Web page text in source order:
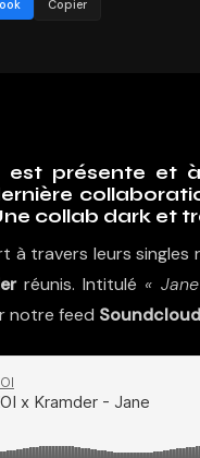
Copier
présente et
collab dark et
à travers leurs singles
réunis. Intitulé «
notre feed